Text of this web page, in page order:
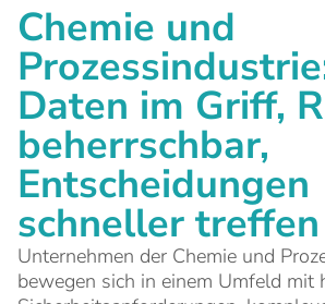
Chemie und
Daten im Griff,
beherrschbar,
Entscheidungen
schneller treffen
Unternehmen der Chemie und
bewegen sich in einem Umfeld mit